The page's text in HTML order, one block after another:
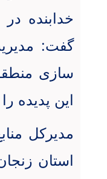
خدابنده
گفت:
سازی
این پدیده
مدیرکل
استان